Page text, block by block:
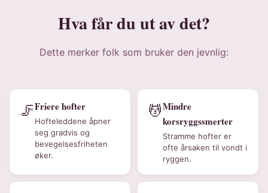
Hva får du ut av det?
Dette merker folk som bruker den jevnlig:
🦵Friere hofter
Hofteleddene åpner
seg gradvis og
bevegelsesfriheten
øker.
💆Mindre
korsryggssmerter
Stramme hofter er
ofte årsaken til vondt i
ryggen.